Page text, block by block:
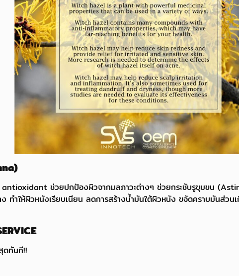
antioxidant ช่วยปกป้องผิวจากมลภาวะต่างๆ ช่วยกระชับรูขุมขน
ำให้ผิวหนังเรียบเนียน ลดการสร้างน้ำมันใต้ผิวหนัง ขจัดคราบมันส่วน
ดทันที!!